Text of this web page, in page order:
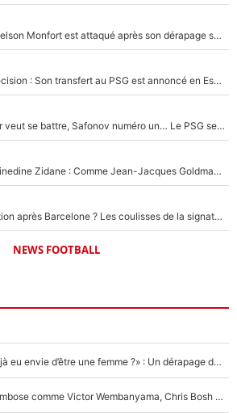
Incendies en Gironde - Nelson Monfort est attaqué après son dérapage sur CNews : «Et lui, il prend combien pour parler dans un studio climatisé?»
Ferran Torres a pris sa décision : Son transfert au PSG est annoncé en Espagne !
Suzuki recruté, Chevalier veut se battre, Safonov numéro un… Le PSG se lance encore dans un gros chantier pour le poste de gardien de but
Un documentaire avec Zinedine Zidane : Comme Jean-Jacques Goldman et Mylène Farmer, le nouveau sélectionneur de l'équipe de France a recalé une journaliste très connue
Le PSG comme seule option après Barcelone ? Les coulisses de la signature historique de Lionel Messi sont révélées au grand jour !
NEWS FOOTBALL
«LeBron James, as-tu déjà eu envie d’être une femme ?» : Un dérapage de Donald Trump sur la superstar de la NBA refait surface
NBA - Victime d'une thrombose comme Victor Wembanyama, Chris Bosh prévient le Français des risques sur sa santé : «J’ai failli mourir sur le coup et j’ai été ramené à la vie»